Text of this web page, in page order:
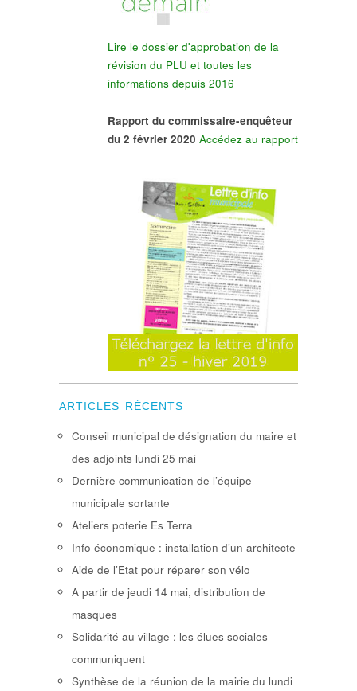
Lire le dossier d'approbation de la
révision du PLU et toutes les
informations depuis 2016
Rapport du commissaire-enquêteur
du 2 février 2020 Accédez au rapport
ARTICLES RÉCENTS
Conseil municipal de désignation du maire et
des adjoints lundi 25 mai
Dernière communication de l’équipe
municipale sortante
Ateliers poterie Es Terra
Info économique : installation d’un architecte
Aide de l’Etat pour réparer son vélo
A partir de jeudi 14 mai, distribution de
masques
Solidarité au village : les élues sociales
communiquent
Synthèse de la réunion de la mairie du lundi